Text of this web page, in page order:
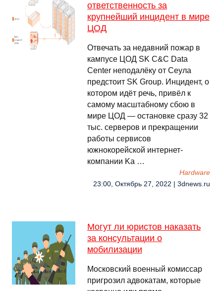
ответственность за
крупнейший инцидент в мире
ЦОД
Отвечать за недавний пожар в
кампусе ЦОД SK C&C Data
Center неподалёку от Сеула
предстоит SK Group. Инцидент, о
котором идёт речь, привёл к
самому масштабному сбою в
мире ЦОД — остановке сразу 32
тыс. серверов и прекращении
работы сервисов
южнокорейской интернет-
компании Ka …
Hardware
23:00, Октябрь 27, 2022 | 3dnews.ru
Могут ли юристов наказать
за консультации о
мобилизации
Московский военный комиссар
пригрозил адвокатам, которые